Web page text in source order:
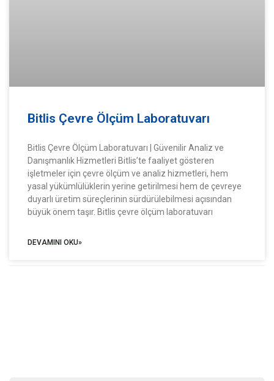
Bitlis Çevre Ölçüm Laboratuvarı
Bitlis Çevre Ölçüm Laboratuvarı | Güvenilir Analiz ve
Danışmanlık Hizmetleri Bitlis’te faaliyet gösteren
işletmeler için çevre ölçüm ve analiz hizmetleri, hem
yasal yükümlülüklerin yerine getirilmesi hem de çevreye
duyarlı üretim süreçlerinin sürdürülebilmesi açısından
büyük önem taşır. Bitlis çevre ölçüm laboratuvarı
DEVAMINI OKU»